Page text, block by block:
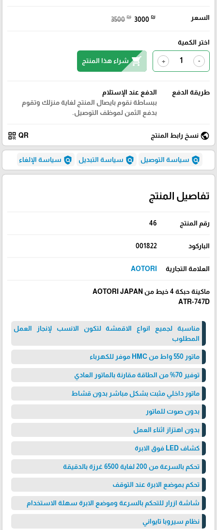
السعر 3500 ₪ 3000 ₪
اختر الكمية
-
+
shopping_cart شراء هذا المنتج
طريقة الدفع
الدفع عند الإستلام
ببساطة نقوم بايصال المنتج لغاية منزلك وتقوم
بدفع الثمن لموظف التوصيل.
public نسخ رابط المنتج QR
qr_code
policy سياسة التوصيل policy سياسة التبديل policy سياسة الإلغاء
تفاصيل المنتج
رقم المنتج 46
الباركود 001822
العلامة التجارية AOTORI
ماكينة حبكة 4 خيط من AOTORI JAPAN
ATR-747D
مناسبة لجميع انواع الاقمشة لتكون الانسب لإنجاز العمل
المطلوب
ماتور 550 واط من HMC موفر للكهرباء
توفير 70% من الطاقة مقارنة بالماتور العادي
ماتور داخلي مثبت بشكل مباشر بدون قشاط
بدون صوت للماتور
بدون اهتزاز اثناء العمل
كشاف LED فوق الابرة
تحكم بالسرعة من 200 لغاية 6500 غرزة بالدقيقة
تحكم بموضع الابرة عند التوقف
شاشة ازرار للتحكم بالسرعة وموضع الابرة سهلة الاستخدام
نظام سيروبا تايواني